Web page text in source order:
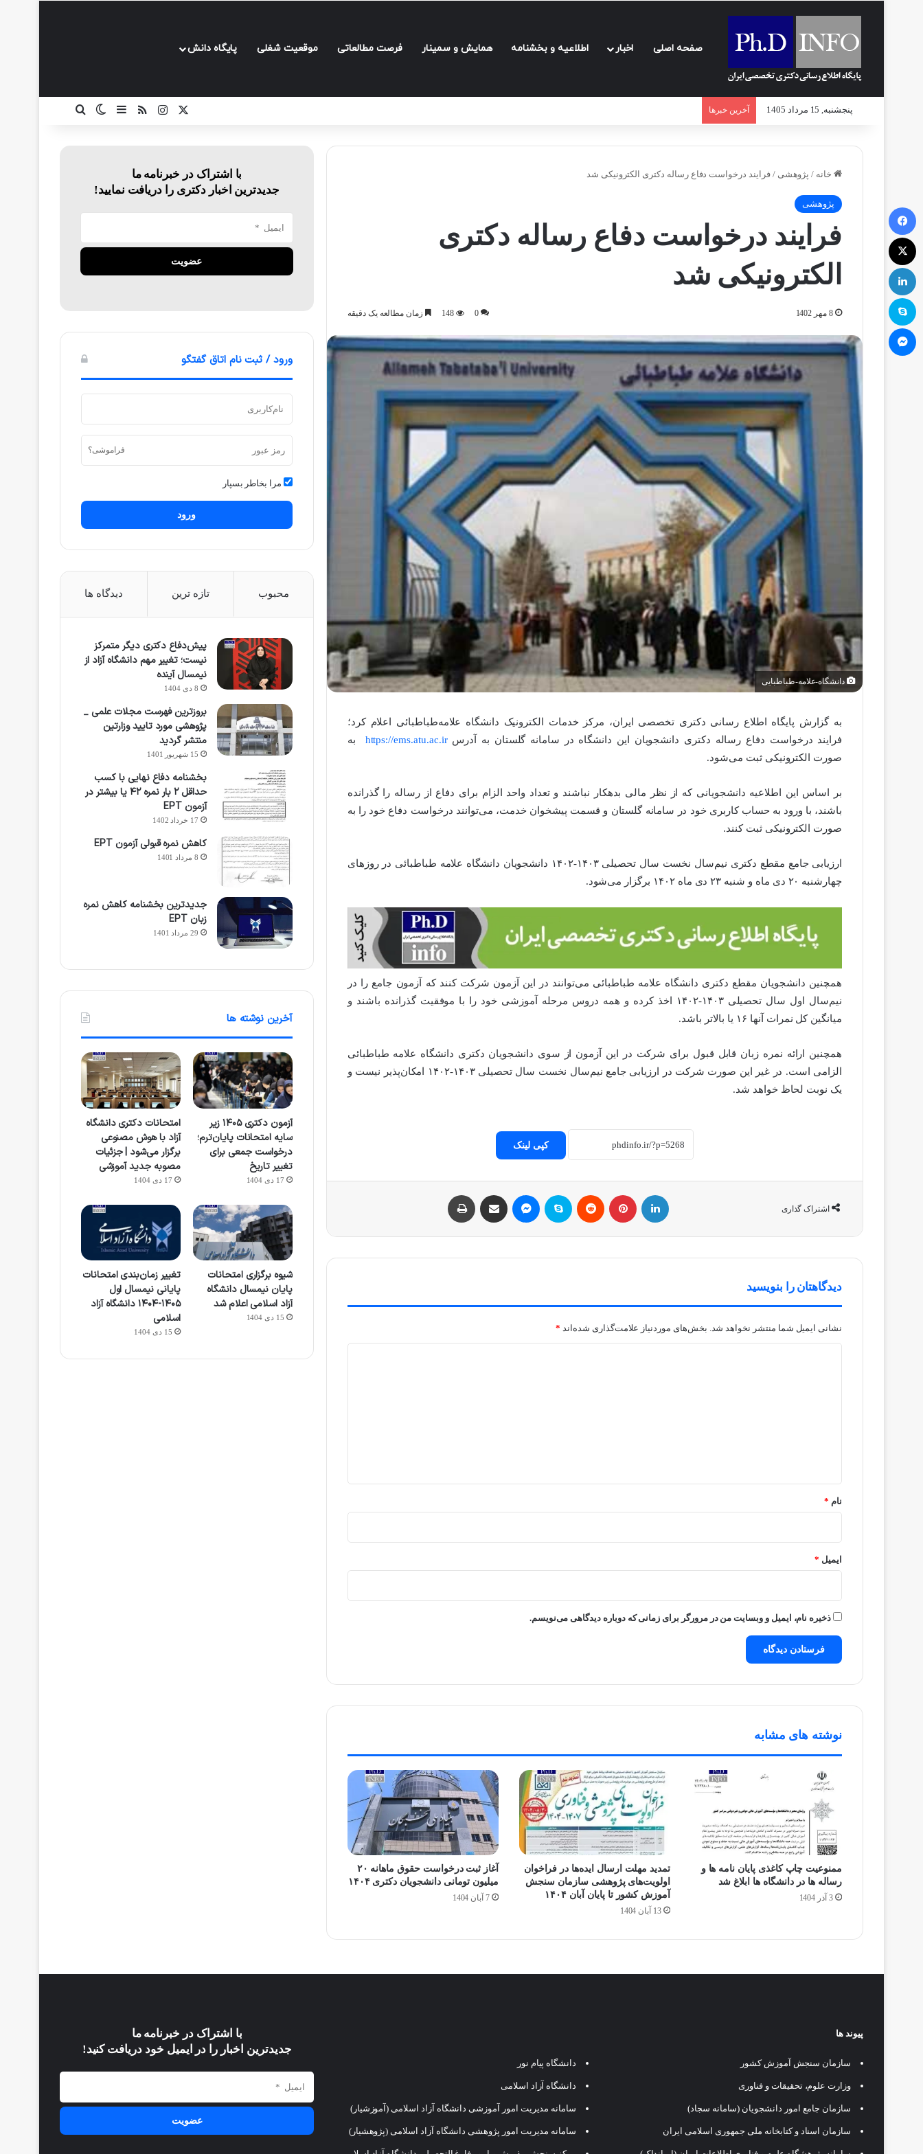
صفحه اصلی اخبار اطلاعیه و بخشنامه‌ همایش و سمینار فرصت مطالعاتی موقعیت شغلی پایگاه دانش
پنجشنبه, 15 مرداد 1405 آخرین خبرها ایکساینستاگرام
خوراکسایدبارتغییر پوسته
خانه / پژوهشی / فرایند درخواست دفاع رساله دکتری الکترونیکی شد
پژوهشی
فرایند درخواست دفاع رساله دکتری
الکترونیکی شد
8 مهر 1402 0
148 زمان مطالعه یک دقیقه
دانشگاه-علامه-طباطبایی
به گزارش پایگاه اطلاع رسانی دکتری تخصصی ایران، مرکز خدمات الکترونیک دانشگاه علامه‌طباطبائی اعلام کرد؛
فرایند درخواست دفاع رساله دکتری دانشجویان این دانشگاه در سامانه گلستان به آدرسhttps://ems.atu.ac.ir به
صورت الکترونیکی ثبت می‌شود.
بر اساس این اطلاعیه دانشجویانی که از نظر مالی بدهکار نباشند و تعداد واحد الزام برای دفاع از رساله را گذرانده
باشند، با ورود به حساب کاربری خود در سامانه گلستان و قسمت پیشخوان خدمت، می‌توانند درخواست دفاع خود را به
صورت الکترونیکی ثبت کنند.
ارزیابی جامع مقطع دکتری نیم‌سال نخست سال تحصیلی ۱۴۰۳-۱۴۰۲ دانشجویان دانشگاه علامه‌ طباطبائی در روزهای
چهارشنبه ۲۰ دی ماه و شنبه ۲۳ دی ماه ۱۴۰۲ برگزار می‌شود.
همچنین دانشجویان مقطع دکتری دانشگاه علامه‌ طباطبائی می‌توانند در این آزمون شرکت کنند که آزمون جامع را در
نیم‌سال اول سال تحصیلی ۱۴۰۳-۱۴۰۲ اخذ کرده و همه دروس مرحله آموزشی خود را با موفقیت گذرانده باشند و
میانگین کل نمرات آنها ۱۶ یا بالاتر باشد.
همچنین ارائه نمره زبان قابل قبول برای شرکت در این آزمون از سوی دانشجویان دکتری دانشگاه علامه‌ طباطبائی
الزامی است. در غیر این‌ صورت شرکت در ارزیابی جامع نیم‌سال نخست سال تحصیلی ۱۴۰۳-۱۴۰۲ امکان‌پذیر نیست و
یک نوبت لحاظ خواهد شد.
کپی لینک
اشتراک گذاری
دیدگاهتان را بنویسید
نشانی ایمیل شما منتشر نخواهد شد. بخش‌های موردنیاز علامت‌گذاری شده‌اند *
نام *
ایمیل *
ذخیره نام، ایمیل و وبسایت من در مرورگر برای زمانی که دوباره دیدگاهی می‌نویسم.
نوشته های مشابه
ممنوعیت چاپ کاغذی پایان نامه ها و
رساله ها در دانشگاه ها ابلاغ شد
3 آذر 1404
تمدید مهلت ارسال ایده‌ها در فراخوان
اولویت‌های پژوهشی سازمان سنجش
آموزش کشور تا پایان آبان ۱۴۰۴
13 آبان 1404
آغاز ثبت درخواست حقوق ماهانه ۲۰
میلیون تومانی دانشجویان دکتری ۱۴۰۴
7 آبان 1404
با اشتراک در خبرنامه ما
جدیدترین اخبار دکتری را دریافت نمایید!
ورود / ثبت نام اتاق گفتگو
فراموشی؟
مرا بخاطر بسپار
ورود
محبوب تازه ترین دیدگاه ها
پیش‌دفاع دکتری دیگر متمرکز
نیست؛ تغییر مهم دانشگاه آزاد از
نیمسال آینده
8 دی 1404
بروزترین فهرست مجلات علمی _
پژوهشی مورد تایید وزارتین
منتشر گردید
15 شهریور 1401
بخشنامه دفاع نهایی با کسب
حداقل ۲ بار نمره ۴۲ یا بیشتر در
آزمون EPT
17 خرداد 1402
کاهش نمره قبولی آزمون EPT
8 مرداد 1401
جدیدترین بخشنامه کاهش نمره
زبان EPT
29 مرداد 1401
آخرین نوشته ها
آزمون دکتری ۱۴۰۵ زیر
سایه امتحانات پایان‌ترم؛
درخواست جمعی برای
تغییر تاریخ
17 دی 1404
امتحانات دکتری دانشگاه
آزاد با هوش مصنوعی
برگزار می‌شود | جزئیات
مصوبه جدید آموزشی
17 دی 1404
شیوه برگزاری امتحانات
پایان نیمسال دانشگاه
آزاد اسلامی اعلام شد
15 دی 1404
تغییر زمان‌بندی امتحانات
پایانی نیمسال اول
۱۴۰۵-۱۴۰۴ دانشگاه آزاد
اسلامی
15 دی 1404
پیوند ها
سازمان سنجش آموزش کشور
وزارت علوم، تحقیقات و فناوری
سازمان جامع امور دانشجویان (سامانه سجاد)
سازمان اسناد و کتابخانه ملی جمهوری اسلامی ایران
دانشگاه پیام نور
دانشگاه آزاد اسلامی
سامانه مدیریت امور آموزشی دانشگاه آزاد اسلامی (آموزشیار)
سامانه مدیریت امور پژوهشی دانشگاه آزاد اسلامی (پژوهشیار)
با اشتراک در خبرنامه ما
جدیدترین اخبار را در ایمیل خود دریافت کنید!